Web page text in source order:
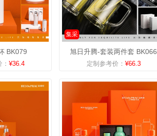
BK079
¥36.4
集采
旭日升腾-套装两件套 BK066
定制参考价： ¥66.3